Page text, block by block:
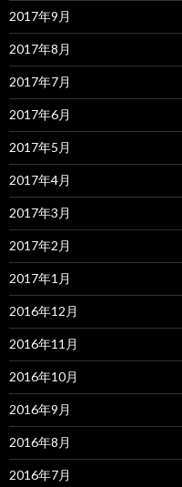
2017年9月
2017年8月
2017年7月
2017年6月
2017年5月
2017年4月
2017年3月
2017年2月
2017年1月
2016年12月
2016年11月
2016年10月
2016年9月
2016年8月
2016年7月